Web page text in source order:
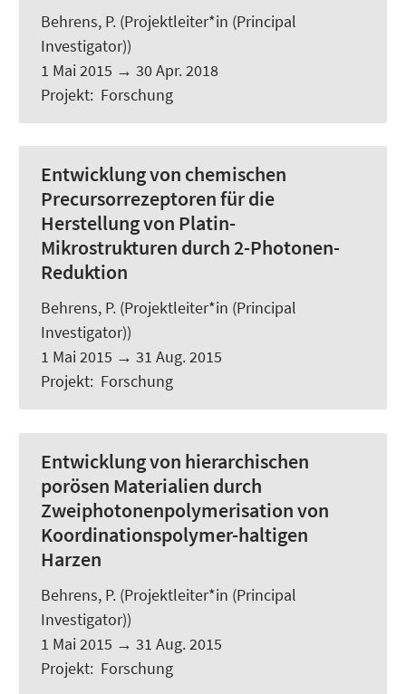
Behrens, P. (Projektleiter*in (Principal
Investigator))
1 Mai 2015 → 30 Apr. 2018
Projekt: Forschung
Entwicklung von chemischen
Precursorrezeptoren für die
Herstellung von Platin-
Mikrostrukturen durch 2-Photonen-
Reduktion
Behrens, P. (Projektleiter*in (Principal
Investigator))
1 Mai 2015 → 31 Aug. 2015
Projekt: Forschung
Entwicklung von hierarchischen
porösen Materialien durch
Zweiphotonenpolymerisation von
Koordinationspolymer-haltigen
Harzen
Behrens, P. (Projektleiter*in (Principal
Investigator))
1 Mai 2015 → 31 Aug. 2015
Projekt: Forschung